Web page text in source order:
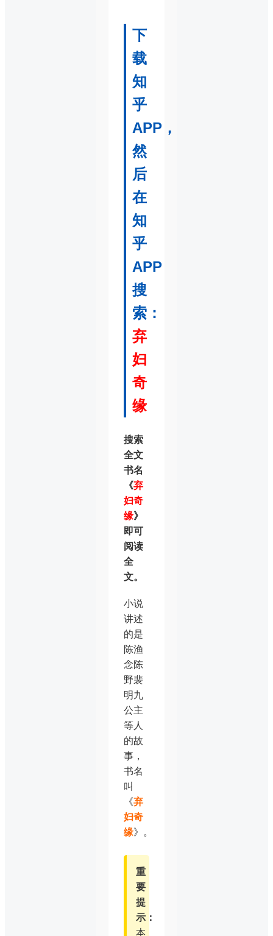
下
载
知
乎
APP，
然
后
在
知
乎
APP
搜
索：
弃
妇
奇
缘
搜索
全文
书名
《弃
妇奇
缘》
即可
阅读
全
文。
小说
讲述
的是
陈渔
念陈
野裴
明九
公主
等人
的故
事，
书名
叫
《弃
妇奇
缘》。
重
要
提
示：
本